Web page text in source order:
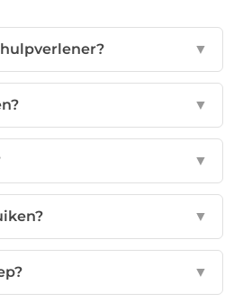
▼
▼
▼
▼
▼